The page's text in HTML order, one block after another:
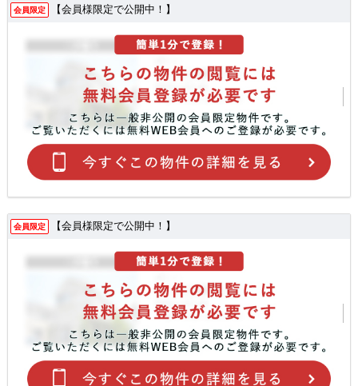
会員限定 【会員様限定で公開中！】
会員限定 【会員様限定で公開中！】